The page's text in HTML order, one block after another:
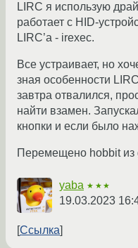
LIRC я использую
работает с HID-
LIRC’а - irexec.
Все устраивает, но
зная особенности
завтра отвалился,
найти взамен.
кнопки и если было
Перемещено hobbit из
yaba ★★★
19.03.2023
Ссылка